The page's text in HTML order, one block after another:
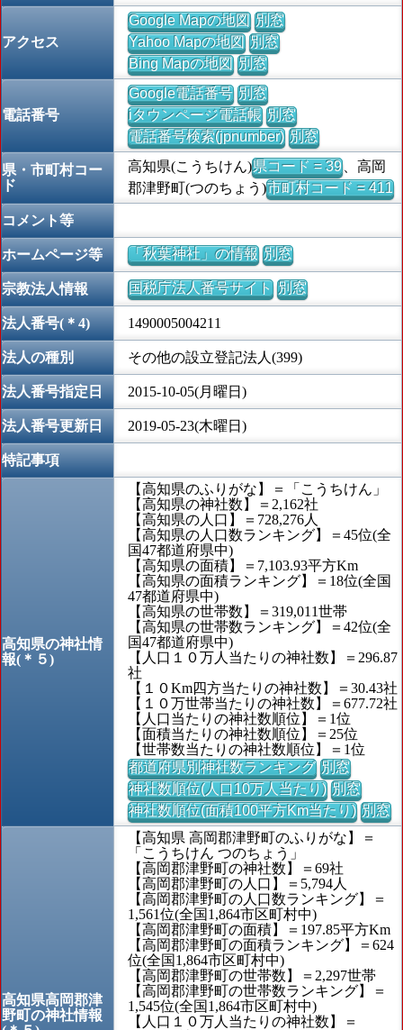
アクセス
Google Mapの地図 別窓
Yahoo Mapの地図 別窓
Bing Mapの地図 別窓
電話番号
Google電話番号 別窓
iタウンページ電話帳 別窓
電話番号検索(jpnumber) 別窓
県・市町村コー
ド
高知県(こうちけん)県コード = 39、高岡
郡津野町(つのちょう)市町村コード = 411
コメント等
ホームページ等 「秋葉神社」の情報 別窓
宗教法人情報 国税庁法人番号サイト 別窓
法人番号(＊4) 1490005004211
法人の種別 その他の設立登記法人(399)
法人番号指定日 2015-10-05(月曜日)
法人番号更新日 2019-05-23(木曜日)
特記事項
高知県の神社情
報(＊５)
【高知県のふりがな】＝「こうちけん」
【高知県の神社数】＝2,162社
【高知県の人口】＝728,276人
【高知県の人口数ランキング】＝45位(全
国47都道府県中)
【高知県の面積】＝7,103.93平方Km
【高知県の面積ランキング】＝18位(全国
47都道府県中)
【高知県の世帯数】＝319,011世帯
【高知県の世帯数ランキング】＝42位(全
国47都道府県中)
【人口１０万人当たりの神社数】＝296.87
社
【１０Km四方当たりの神社数】＝30.43社
【１０万世帯当たりの神社数】＝677.72社
【人口当たりの神社数順位】＝1位
【面積当たりの神社数順位】＝25位
【世帯数当たりの神社数順位】＝1位
都道府県別神社数ランキング 別窓
神社数順位(人口10万人当たり) 別窓
神社数順位(面積100平方Km当たり) 別窓
高知県高岡郡津
野町の神社情報
【高知県 高岡郡津野町のふりがな】＝
「こうちけん つのちょう」
【高岡郡津野町の神社数】＝69社
【高岡郡津野町の人口】＝5,794人
【高岡郡津野町の人口数ランキング】＝
1,561位(全国1,864市区町村中)
【高岡郡津野町の面積】＝197.85平方Km
【高岡郡津野町の面積ランキング】＝624
位(全国1,864市区町村中)
【高岡郡津野町の世帯数】＝2,297世帯
【高岡郡津野町の世帯数ランキング】＝
1,545位(全国1,864市区町村中)
【人口１０万人当たりの神社数】＝